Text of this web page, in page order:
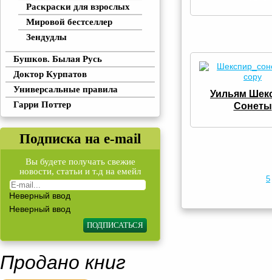
Раскраски для взрослых
Мировой бестселлер
Зендудлы
Бушков. Былая Русь
Доктор Курпатов
Универсальные правила
Гарри Поттер
Подписка на e-mail
Вы будете получать свежие
новости, статьи и т.д на емейл
Неверный ввод
Неверный ввод
Уильям
Сонеты
5
Продано книг